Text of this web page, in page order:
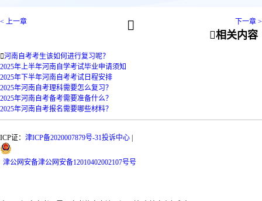
< 上一章  下一章 >
相关内容
河南自考考生该如何进行复习呢？
2025年上半年河南自学考试毕业申请须知
2025年下半年河南自考考试日程安排
2025年河南自考理科需要怎么复习？
2025年河南自考备考需要准备什么？
2025年河南自考报名需要哪些材料？
ICP证： 津ICP备2020007879号-31投诉中心
津公网安备津公网安备12010402002107号号